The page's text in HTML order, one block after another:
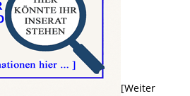
[Weiter